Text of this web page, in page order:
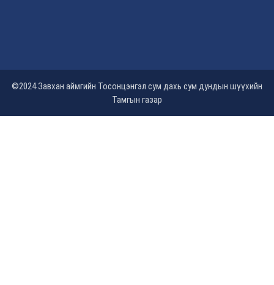
©2024 Завхан аймгийн Тосонцэнгэл сум дахь сум дундын шүүхийн
Тамгын газар